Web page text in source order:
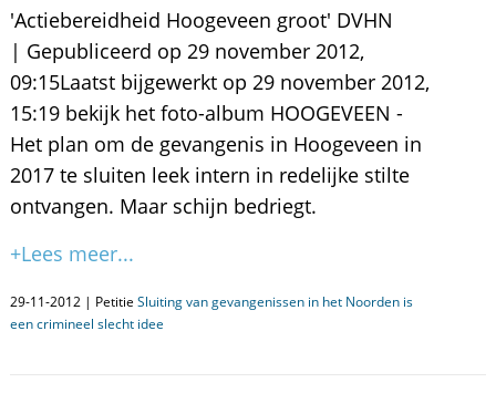
'Actiebereidheid Hoogeveen groot' DVHN
| Gepubliceerd op 29 november 2012,
09:15Laatst bijgewerkt op 29 november 2012,
15:19 bekijk het foto-album HOOGEVEEN -
Het plan om de gevangenis in Hoogeveen in
2017 te sluiten leek intern in redelijke stilte
ontvangen. Maar schijn bedriegt.
+Lees meer...
29-11-2012 | Petitie Sluiting van gevangenissen in het Noorden is
een crimineel slecht idee